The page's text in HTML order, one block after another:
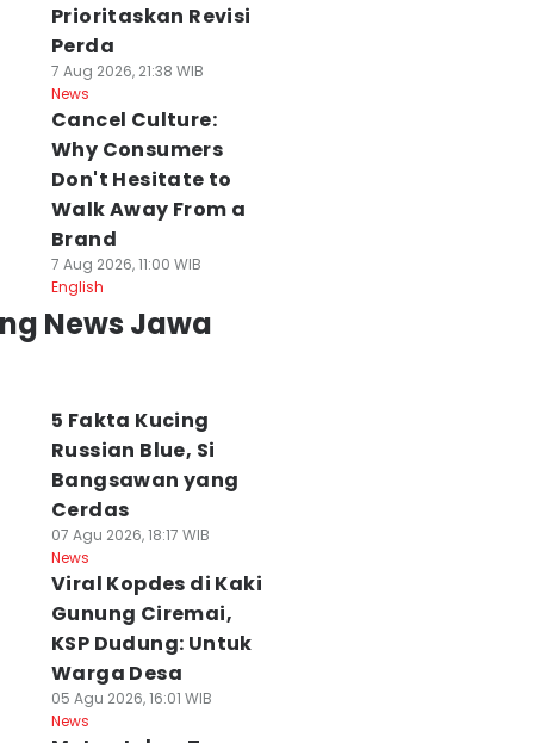
Jejaring
Ini Dorong
Lintas
Agu 2026, 21:00 WIB
Kolaborasi
Pelaut Indonesia
Global
07 Agu 2026, 20:49 WIB
News
Prioritaskan Revisi
Perda
7 Aug 2026, 21:38 WIB
News
Cancel Culture:
Why Consumers
Don't Hesitate to
Walk Away From a
Brand
7 Aug 2026, 11:00 WIB
English
News Jawa
5 Fakta Kucing
Russian Blue, Si
Bangsawan yang
Cerdas
07 Agu 2026, 18:17 WIB
News
Viral Kopdes di Kaki
Gunung Ciremai,
KSP Dudung: Untuk
Warga Desa
05 Agu 2026, 16:01 WIB
News